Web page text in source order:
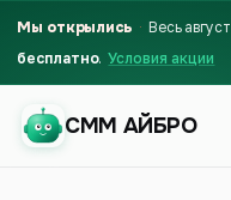
Мы открылись Весь август
бесплатно Условия акции
СММ АЙБРО